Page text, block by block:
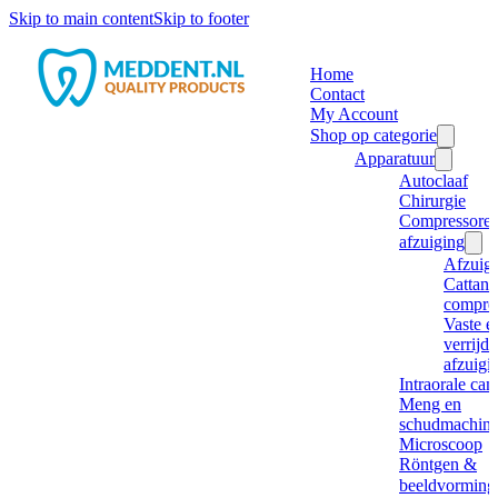
Skip to main contentSkip to footer
Home
Contact
My Account
Shop op categorie
Apparatuur
Autoclaaf
Chirurgie
afzuiging
Cattani
Vaste
Intraorale
Meng en
Microscoop
Röntgen &
beeldvorming